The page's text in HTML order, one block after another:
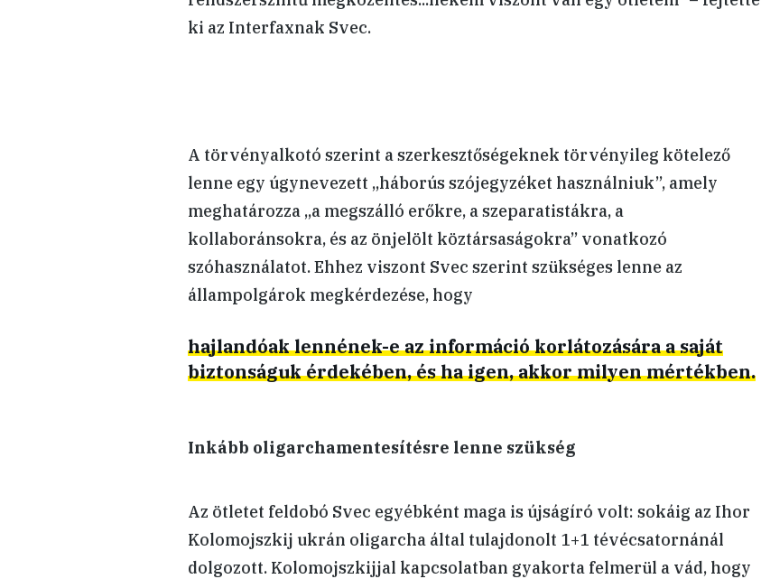
ki az Interfaxnak Svec.
A törvényalkotó szerint a szerkesztőségeknek törvényileg kötelező
lenne egy úgynevezett „háborús szójegyzéket használniuk”, amely
meghatározza „a megszálló erőkre, a szeparatistákra, a
kollaboránsokra, és az önjelölt köztársaságokra” vonatkozó
szóhasználatot. Ehhez viszont Svec szerint szükséges lenne az
állampolgárok megkérdezése, hogy
hajlandóak lennének-e az információ korlátozására a saját
biztonságuk érdekében, és ha igen, akkor milyen mértékben.
Inkább oligarchamentesítésre lenne szükség
Az ötletet feldobó Svec egyébként maga is újságíró volt: sokáig az Ihor
Kolomojszkij ukrán oligarcha által tulajdonolt 1+1 tévécsatornánál
dolgozott. Kolomojszkijjal kapcsolatban gyakorta felmerül a vád, hogy